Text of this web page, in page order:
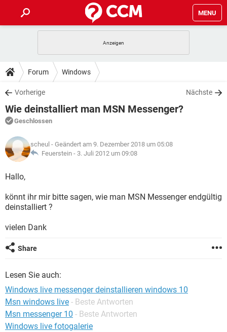
MENU
ANDROID
WINDOWS 10
WHATSAPP TIKTOK
FACEBOOK
TIPPS & TRICKS
SPIELE
WINDOWS 10
WHATSAPP
FACEBOOK HARDWARE
DOWNLOADS
SPIELE STREAMING
ANDROID
WINDOWS 10 INSTAGRAM
WHATSAPP
FACEBOOK
FORUM
SPIELE
ANDROID IOS
FACEBOOK
LEXIKON
SPIELE
ANDROID
WINDOWS 10 INSTAGRAM
FACEBOOK
Forum Windows
Vorherige Nächste
Wie deinstalliert man MSN Messenger?
Geschlossen
scheul - Geändert am 9. Dezember 2018 um 05:08
Feuerstein - 3. Juli 2012 um 09:08
Hallo,
könnt ihr mir bitte sagen, wie man MSN Messenger endgültig
deinstalliert ?
vielen Dank
Share
Lesen Sie auch:
Windows live messenger deinstallieren windows 10
Msn windows live - Beste Antworten
Msn messenger 10 - Beste Antworten
Windows live fotogalerie